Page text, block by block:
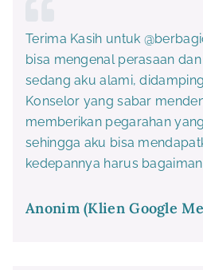
Terima Kasih untuk
bisa mengenal perasaan
sedang aku alami,
Konselor yang sabar
memberikan pegarahan
sehingga aku bisa
kedepannya harus
Anonim (Klien Google